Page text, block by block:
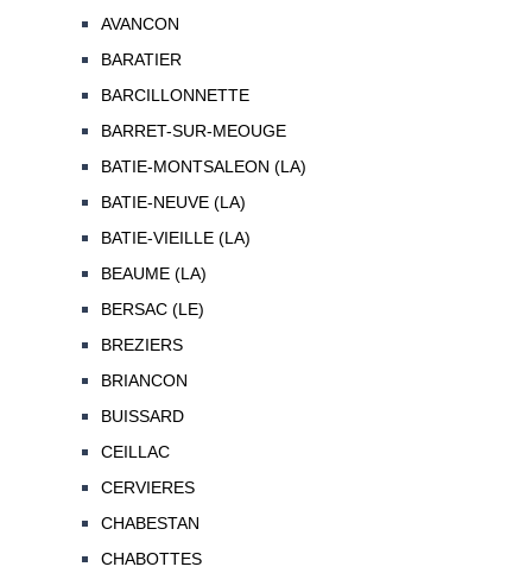
AVANCON
BARATIER
BARCILLONNETTE
BARRET-SUR-MEOUGE
BATIE-MONTSALEON (LA)
BATIE-NEUVE (LA)
BATIE-VIEILLE (LA)
BEAUME (LA)
BERSAC (LE)
BREZIERS
BRIANCON
BUISSARD
CEILLAC
CERVIERES
CHABESTAN
CHABOTTES